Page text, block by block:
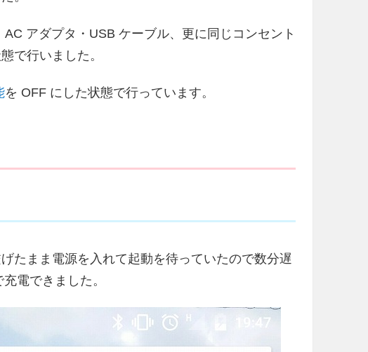
アダプタ・USB ケーブル、更に同じコンセント
で行いました。
を OFF にした状態で行っています。
たまま電源を入れて起動を待っていたので数分遅
電できました。